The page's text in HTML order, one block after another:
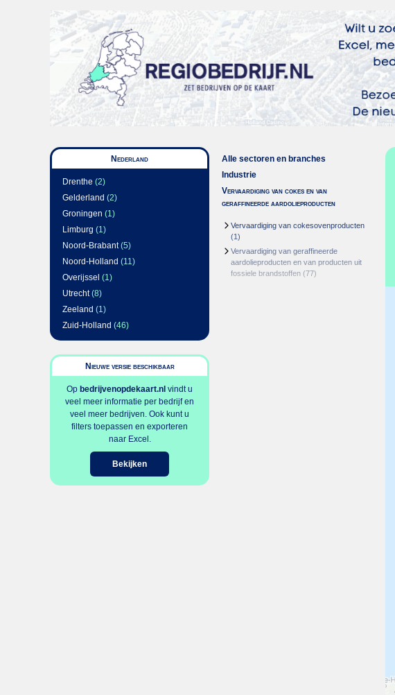
Nederland
Drenthe (2)
Gelderland (2)
Groningen (1)
Limburg (1)
Noord-Brabant(5)
Noord-Holland (11)
Overijssel (1)
Utrecht(8)
Zeeland (1)
Zuid-Holland (46)
Nieuwe versie beschikbaar
Op bedrijvenopdekaart.nl vindt u
veel meer informatie per bedrijf en
veel meer bedrijven. Ook kunt u
filters toepassen en exporteren
naar Excel.
Bekijken
Alle sectoren en branches
Industrie
Vervaardiging van cokes en van
geraffineerde aardolieproducten
Vervaardiging van cokesovenproducten
(1)
Vervaardiging van geraffineerde
aardolieproducten en van producten uit
fossiele brandstoffen (77)